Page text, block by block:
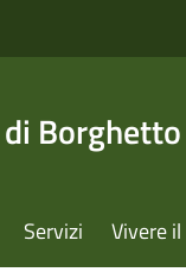
Servizi Vivere